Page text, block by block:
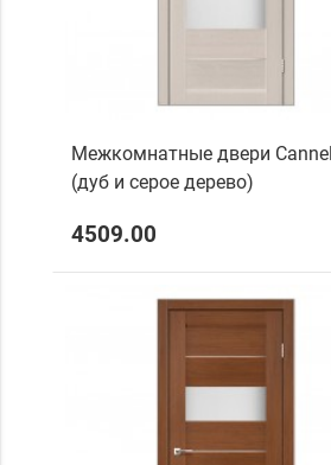
Межкомнатные двери
(дуб и серое дерево)
4509.00